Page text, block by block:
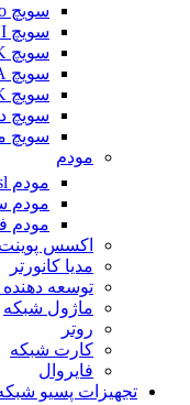
سویچ cisco
سویچ HRUI
سویچ MICROTIK
سویچ TENDA
سویچ TPLINK
سویچ
سویچ
مودم
مودم dsl-vdsl
مودم
مودم
اکسس پوینت
مدیا کانورتر
توسعه
ماژول شبکه
روتر
کارت شبکه
فایروال
تجهیزات پسیو